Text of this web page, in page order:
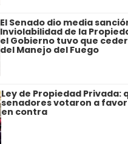
El Senado dio media
Inviolabilidad de la
el Gobierno tuvo que
del Manejo del Fuego
Ley de Propiedad Privada:
senadores votaron a
en contra